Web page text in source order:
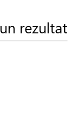
rezultat